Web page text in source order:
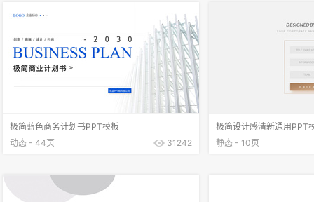
极简蓝色商务计划书PPT模板
动态 - 44页
31242
极简设计感清新通用PPT
静态 - 10页